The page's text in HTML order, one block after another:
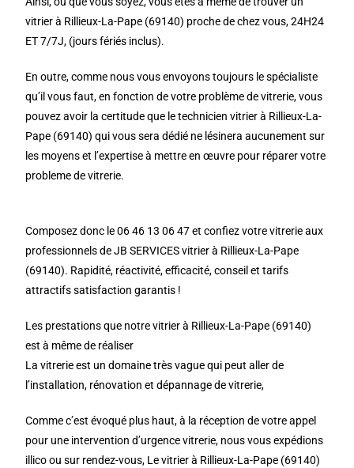
vitrier à Rillieux-La-Pape (69140) proche de chez vous, 24H24
ET 7/7J, (jours fériés inclus).
En outre, comme nous vous envoyons toujours le spécialiste
qu’il vous faut, en fonction de votre problème de vitrerie, vous
pouvez avoir la certitude que le technicien vitrier à Rillieux-La-
Pape (69140) qui vous sera dédié ne lésinera aucunement sur
les moyens et l’expertise à mettre en œuvre pour réparer votre
probleme de vitrerie.
Composez donc le 06 46 13 06 47 et confiez votre vitrerie aux
professionnels de JB SERVICES vitrier à Rillieux-La-Pape
(69140). Rapidité, réactivité, efficacité, conseil et tarifs
attractifs satisfaction garantis !
Les prestations que notre vitrier à Rillieux-La-Pape (69140)
est à même de réaliser
La vitrerie est un domaine très vague qui peut aller de
l’installation, rénovation et dépannage de vitrerie,
Comme c’est évoqué plus haut, à la réception de votre appel
pour une intervention d’urgence vitrerie, nous vous expédions
illico ou sur rendez-vous, Le vitrier à Rillieux-La-Pape (69140)